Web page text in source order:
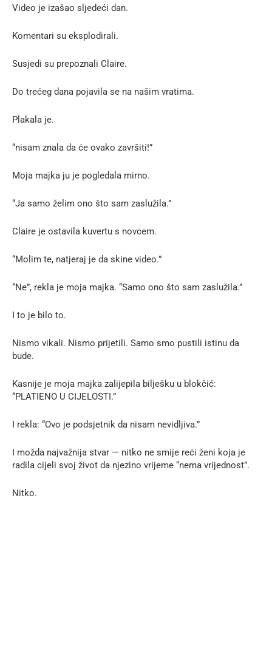
Video je izašao sljedeći dan.
Komentari su eksplodirali.
Susjedi su prepoznali Claire.
Do trećeg dana pojavila se na našim vratima.
Plakala je.
“nisam znala da će ovako završiti!”
Moja majka ju je pogledala mirno.
“Ja samo želim ono što sam zaslužila.”
Claire je ostavila kuvertu s novcem.
“Molim te, natjeraj je da skine video.”
“Ne”, rekla je moja majka. “Samo ono što sam zaslužila.”
I to je bilo to.
Nismo vikali. Nismo prijetili. Samo smo pustili istinu da
bude.
Kasnije je moja majka zalijepila bilješku u blokčić:
“PLATIENO U CIJELOSTI.”
I rekla: “Ovo je podsjetnik da nisam nevidljiva.”
I možda najvažnija stvar — nitko ne smije reći ženi koja je
radila cijeli svoj život da njezino vrijeme “nema vrijednost”.
Nitko.